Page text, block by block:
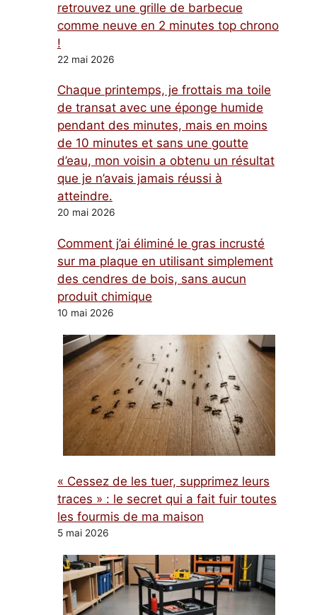
retrouvez une grille de barbecue
comme neuve en 2 minutes top chrono
!
22 mai 2026
Chaque printemps, je frottais ma toile
de transat avec une éponge humide
pendant des minutes, mais en moins
de 10 minutes et sans une goutte
d’eau, mon voisin a obtenu un résultat
que je n’avais jamais réussi à
atteindre.
20 mai 2026
Comment j’ai éliminé le gras incrusté
sur ma plaque en utilisant simplement
des cendres de bois, sans aucun
produit chimique
10 mai 2026
« Cessez de les tuer, supprimez leurs
traces » : le secret qui a fait fuir toutes
les fourmis de ma maison
5 mai 2026